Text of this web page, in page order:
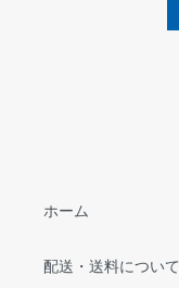
ホーム
配送・送料について